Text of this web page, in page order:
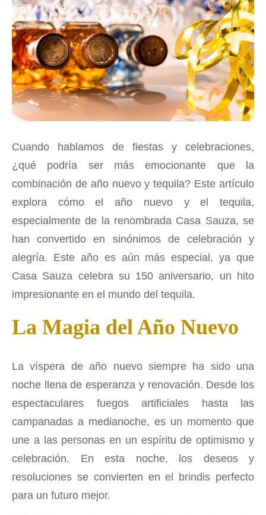
Cuando hablamos de fiestas y celebraciones,
¿qué podría ser más emocionante que la
combinación de año nuevo y tequila? Este artículo
explora cómo el año nuevo y el tequila,
especialmente de la renombrada Casa Sauza, se
han convertido en sinónimos de celebración y
alegría. Este año es aún más especial, ya que
Casa Sauza celebra su 150 aniversario, un hito
impresionante en el mundo del tequila.
La Magia del Año Nuevo
La víspera de año nuevo siempre ha sido una
noche llena de esperanza y renovación. Desde los
espectaculares fuegos artificiales hasta las
campanadas a medianoche, es un momento que
une a las personas en un espíritu de optimismo y
celebración. En esta noche, los deseos y
resoluciones se convierten en el brindis perfecto
para un futuro mejor.